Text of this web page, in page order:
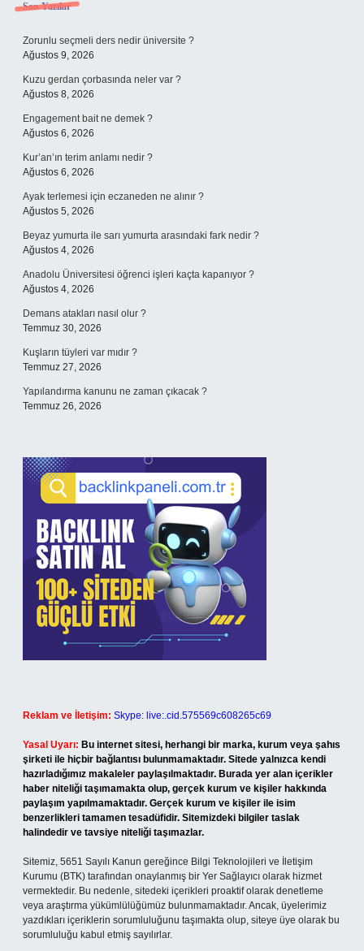
Sidebar
Son Yazılar
Zorunlu seçmeli ders nedir üniversite ?
Ağustos 9, 2026
Kuzu gerdan çorbasında neler var ?
Ağustos 8, 2026
Engagement bait ne demek ?
Ağustos 6, 2026
Kur’an’ın terim anlamı nedir ?
Ağustos 6, 2026
Ayak terlemesi için eczaneden ne alınır ?
Ağustos 5, 2026
Beyaz yumurta ile sarı yumurta arasındaki fark nedir ?
Ağustos 4, 2026
Anadolu Üniversitesi öğrenci işleri kaçta kapanıyor ?
Ağustos 4, 2026
Demans atakları nasıl olur ?
Temmuz 30, 2026
Kuşların tüyleri var mıdır ?
Temmuz 27, 2026
Yapılandırma kanunu ne zaman çıkacak ?
Temmuz 26, 2026
Reklam ve İletişim: Skype: live:.cid.575569c608265c69
Yasal Uyarı: Bu internet sitesi, herhangi bir marka, kurum veya şahıs
şirketi ile hiçbir bağlantısı bulunmamaktadır. Sitede yalnızca kendi
hazırladığımız makaleler paylaşılmaktadır. Burada yer alan içerikler
haber niteliği taşımamakta olup, gerçek kurum ve kişiler hakkında
paylaşım yapılmamaktadır. Gerçek kurum ve kişiler ile isim
benzerlikleri tamamen tesadüfidir. Sitemizdeki bilgiler taslak
halindedir ve tavsiye niteliği taşımazlar.
Sitemiz, 5651 Sayılı Kanun gereğince Bilgi Teknolojileri ve İletişim
Kurumu (BTK) tarafından onaylanmış bir Yer Sağlayıcı olarak hizmet
vermektedir. Bu nedenle, sitedeki içerikleri proaktif olarak denetleme
veya araştırma yükümlülüğümüz bulunmamaktadır. Ancak, üyelerimiz
yazdıkları içeriklerin sorumluluğunu taşımakta olup, siteye üye olarak bu
sorumluluğu kabul etmiş sayılırlar.